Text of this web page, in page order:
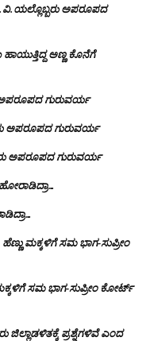
ಅಪರೂಪದ
ಅಣ್ಣ ಕೊನೆಗೆ
ಗುರುವರ್ಯ
ಅಪರೂಪದ ಗುರುವರ್ಯ
ಅಪರೂಪದ ಗುರುವರ್ಯ
ಹೋರಾಡಿದ್ರಾ…
ಮಕ್ಕಳಿಗೆ ಸಮ ಭಾಗ-ಸುಪ್ರೀಂ
ಸಮ ಭಾಗ-ಸುಪ್ರೀಂ ಕೋರ್ಟ್
ಪ್ರಶ್ನೆಗಳಿವೆ ಎಂದ